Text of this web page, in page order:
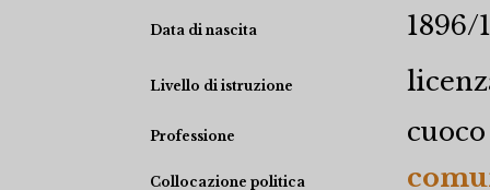
Data di nascita 1896/
Livello di istruzione
Professione cuoco
Collocazione politica